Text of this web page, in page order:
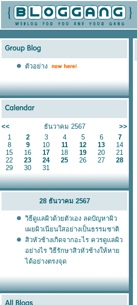
ตัวอย่าง
<< ธันวาคม 2567
>>
1
2 3 4 5 6
7
8
9 10 11 12 13
14
15
16 17 18 19 20
21
22
23 24 25 26 27
28
29
30 31
28 ธันวาคม 2567
วิธีดูแลผิวด้วยตัวเอง ลดปัญหาผิว
เผยผิวเนียนใสอย่างเป็นธรรมชาติ
สิวหัวช้างเกิดจากอะไร ควรดูแลผิว
อย่างไร วิธีรักษาสิวหัวช้างให้หา
ได้อย่างตรงจุด